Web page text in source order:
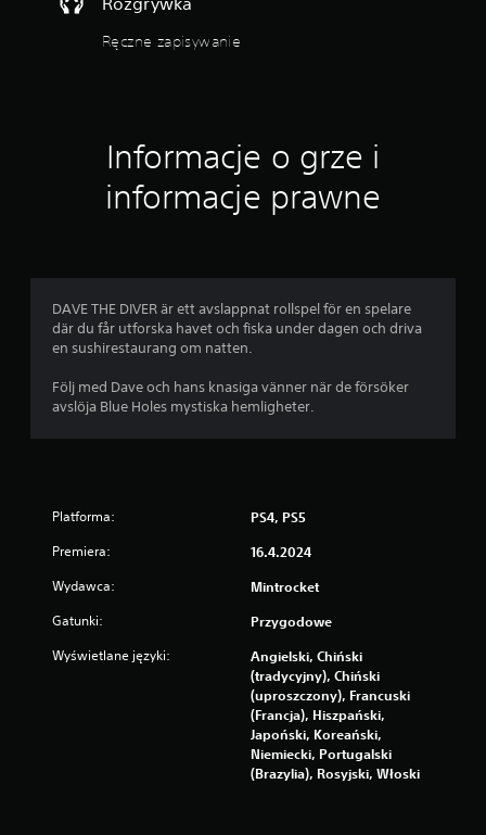
p
j
n
y
f
e
k
t
w
"
T
ż
Ręczne zapisywanie
Informacje o grze i
informacje prawne
DAVE THE DIVER är ett avslappnat rollspel för en spelare
där du får utforska havet och fiska under dagen och driva
en sushirestaurang om natten.
Följ med Dave och hans knasiga vänner när de försöker
avslöja Blue Holes mystiska hemligheter.
Platforma: PS4, PS5
Premiera: 16.4.2024
Wydawca: Mintrocket
Gatunki: Przygodowe
Wyświetlane języki:
Angielski, Chiński
(tradycyjny), Chiński
(uproszczony), Francuski
(Francja), Hiszpański,
Japoński, Koreański,
Niemiecki, Portugalski
(Brazylia), Rosyjski, Włoski